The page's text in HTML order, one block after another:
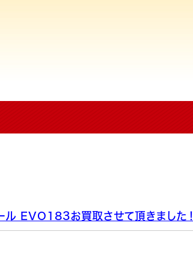
ル EVO183お買取させて頂きました！